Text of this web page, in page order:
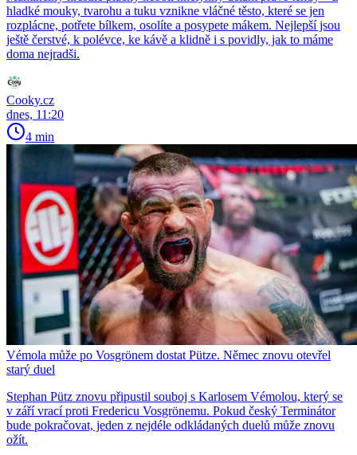
hladké mouky, tvarohu a tuku vznikne vláčné těsto, které se jen
rozplácne, potřete bílkem, osolíte a posypete mákem. Nejlepší jsou
ještě čerstvé, k polévce, ke kávě a klidně i s povidly, jak to máme
doma nejradši.
Cooky.cz
dnes, 11:20
4 min
Vémola může po Vosgrönem dostat Pütze. Němec znovu otevřel
starý duel
Stephan Pütz znovu připustil souboj s Karlosem Vémolou, který se
v září vrací proti Fredericu Vosgrönemu. Pokud český Terminátor
bude pokračovat, jeden z nejdéle odkládaných duelů může znovu
ožít.